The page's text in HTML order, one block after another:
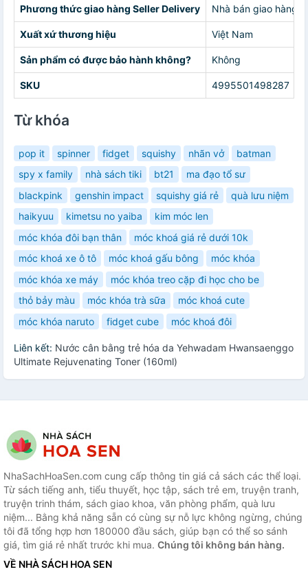
Phương thức giao hàng Seller Delivery Nhà bán giao hàng
Xuất xứ thương hiệu Việt Nam
Sản phẩm có được bảo hành không? Không
SKU 4995501498287
Từ khóa
pop it spinner fidget squishy nhãn vở
batman
spy x family
nhà sách tiki bt21
ma đạo tổ sư
blackpink
genshin impact squishy giá rẻ
quà lưu niệm
haikyuu
kimetsu no yaiba
kim móc len
móc khóa đôi bạn thân
móc khoá giá rẻ dưới 10k
móc khoá xe ô tô
móc khoá gấu bông
móc khóa
móc khóa xe máy
móc khóa treo cặp đi học cho be
thỏ bảy màu
móc khóa trà sữa
móc khoá cute
móc khóa naruto
fidget cube móc khoá đôi
Liên kết: Nước cân bằng trẻ hóa da Yehwadam Hwansaenggo
Ultimate Rejuvenating Toner (160ml)
NhaSachHoaSen.com cung cấp thông tin giá cả sách các thể loại.
Từ sách tiếng anh, tiểu thuyết, học tập, sách trẻ em, truyện tranh,
truyện trinh thám, sách giao khoa, văn phòng phẩm, quà lưu
niệm... Bằng khả năng sẵn có cùng sự nỗ lực không ngừng, chúng
tôi đã tổng hợp hơn 180000 đầu sách, giúp bạn có thể so sánh
giá, tìm giá rẻ nhất trước khi mua. Chúng tôi không bán hàng.
VỀ NHÀ SÁCH HOA SEN